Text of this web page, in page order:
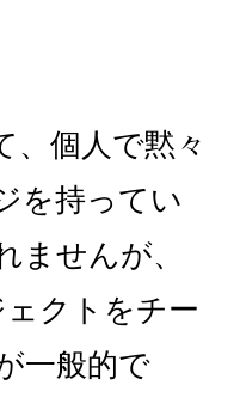
、個人で黙々
を持ってい
ませんが、
クトをチー
一般的で